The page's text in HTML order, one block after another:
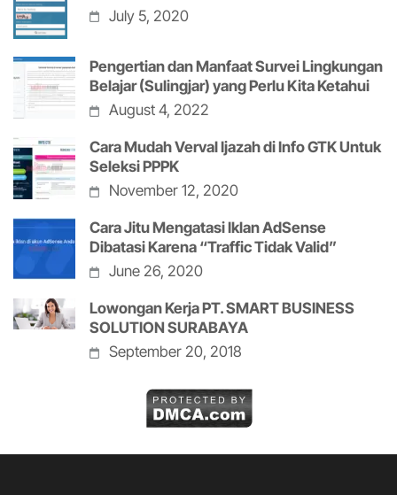
July 5, 2020
Pengertian dan Manfaat Survei Lingkungan
Belajar (Sulingjar) yang Perlu Kita Ketahui
August 4, 2022
Cara Mudah Verval Ijazah di Info GTK Untuk
Seleksi PPPK
November 12, 2020
Cara Jitu Mengatasi Iklan AdSense
Dibatasi Karena “Traffic Tidak Valid”
June 26, 2020
Lowongan Kerja PT. SMART BUSINESS
SOLUTION SURABAYA
September 20, 2018